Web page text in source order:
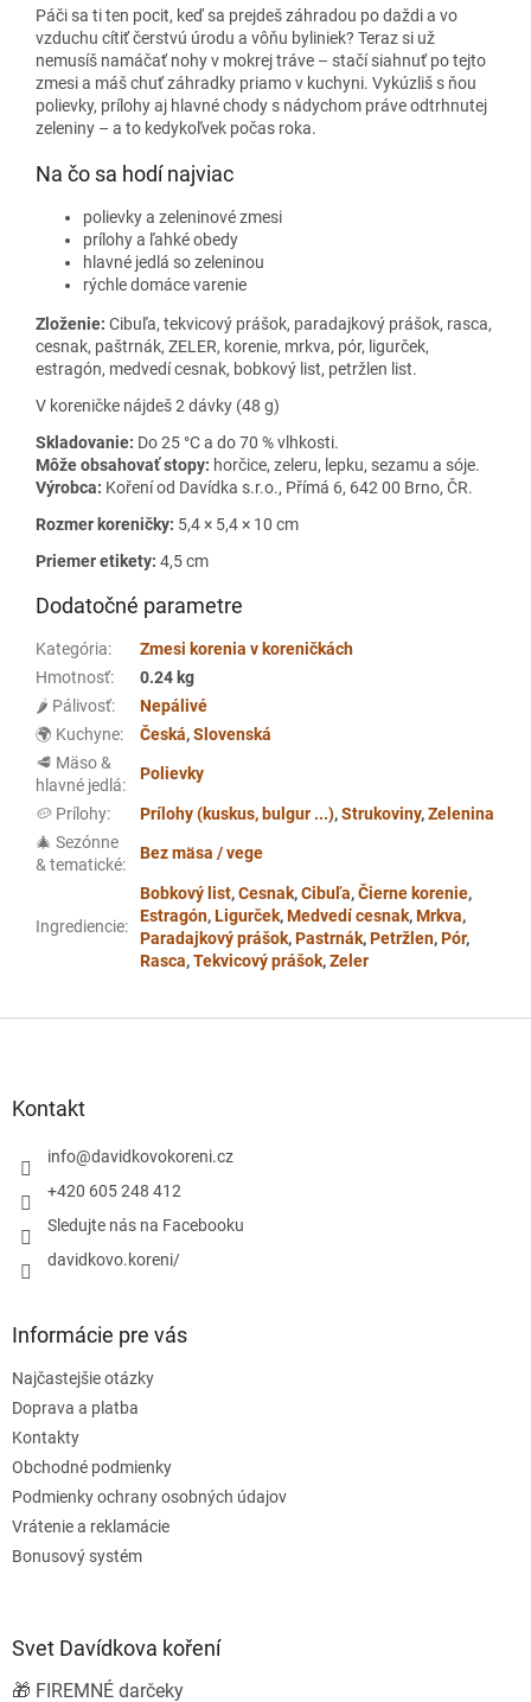
Páči sa ti ten pocit, keď sa prejdeš záhradou po daždi a vo
vzduchu cítiť čerstvú úrodu a vôňu byliniek? Teraz si už
nemusíš namáčať nohy v mokrej tráve – stačí siahnuť po tejto
zmesi a máš chuť záhradky priamo v kuchyni. Vykúzliš s ňou
polievky, prílohy aj hlavné chody s nádychom práve odtrhnutej
zeleniny – a to kedykoľvek počas roka.
Na čo sa hodí najviac
polievky a zeleninové zmesi
prílohy a ľahké obedy
hlavné jedlá so zeleninou
rýchle domáce varenie
Zloženie: Cibuľa, tekvicový prášok, paradajkový prášok, rasca,
cesnak, paštrnák, ZELER, korenie, mrkva, pór, ligurček,
estragón, medvedí cesnak, bobkový list, petržlen list.
V koreničke nájdeš 2 dávky (48 g)
Skladovanie: Do 25 °C a do 70 % vlhkosti.
Môže obsahovať stopy: horčice, zeleru, lepku, sezamu a sóje.
Výrobca: Koření od Davídka s.r.o., Přímá 6, 642 00 Brno, ČR.
Rozmer koreničky: 5,4 × 5,4 × 10 cm
Priemer etikety: 4,5 cm
Dodatočné parametre
Kategória:
Zmesi korenia v koreničkách
Hmotnosť:
0.24 kg
🌶️ Pálivosť:
Nepálivé
🌍 Kuchyne: Česká,Slovenská
🥩 Mäso &
hlavné jedlá:
Polievky
🥔 Prílohy: Prílohy (kuskus, bulgur ...),Strukoviny,Zelenina
🎄 Sezónne
& tematické:
Bez mäsa / vege
Ingrediencie:
Bobkový list,Cesnak,Cibuľa,Čierne korenie,
Estragón,Ligurček,Medvedí cesnak,Mrkva,
Paradajkový prášok,Pastrnák,Petržlen,Pór,
Rasca,Tekvicový prášok,Zeler
Kontakt
info@davidkovokoreni.cz
+420 605 248 412
Sledujte nás na Facebooku
davidkovo.koreni/
Informácie pre vás
Najčastejšie otázky
Doprava a platba
Kontakty
Obchodné podmienky
Podmienky ochrany osobných údajov
Vrátenie a reklamácie
Bonusový systém
Svet Davídkova koření
🎁 FIREMNÉ darčeky